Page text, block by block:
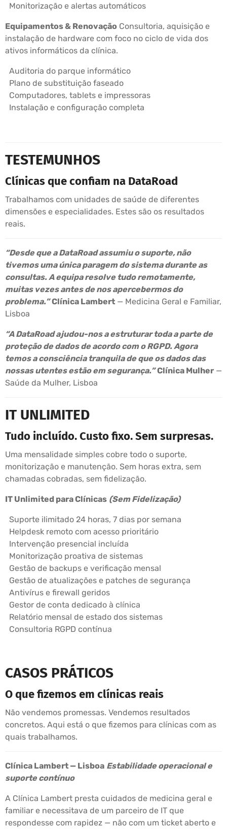
Monitorização e alertas automáticos
Equipamentos & Renovação Consultoria, aquisição e
instalação de hardware com foco no ciclo de vida dos
ativos informáticos da clínica.
Auditoria do parque informático
Plano de substituição faseado
Computadores, tablets e impressoras
Instalação e configuração completa
TESTEMUNHOS
Clínicas que confiam na DataRoad
Trabalhamos com unidades de saúde de diferentes
dimensões e especialidades. Estes são os resultados
reais.
“Desde que a DataRoad assumiu o suporte, não
tivemos uma única paragem do sistema durante as
consultas. A equipa resolve tudo remotamente,
muitas vezes antes de nos apercebermos do
problema.” Clínica Lambert — Medicina Geral e Familiar,
Lisboa
“A DataRoad ajudou-nos a estruturar toda a parte de
proteção de dados de acordo com o RGPD. Agora
temos a consciência tranquila de que os dados das
nossas utentes estão em segurança.” Clínica Mulher —
Saúde da Mulher, Lisboa
IT UNLIMITED
Tudo incluído. Custo fixo. Sem surpresas.
Uma mensalidade simples cobre todo o suporte,
monitorização e manutenção. Sem horas extra, sem
chamadas cobradas, sem fidelização.
IT Unlimited para Clínicas (Sem Fidelização)
Suporte ilimitado 24 horas, 7 dias por semana
Helpdesk remoto com acesso prioritário
Intervenção presencial incluída
Monitorização proativa de sistemas
Gestão de backups e verificação mensal
Gestão de atualizações e patches de segurança
Antivírus e firewall geridos
Gestor de conta dedicado à clínica
Relatório mensal de estado dos sistemas
Consultoria RGPD contínua
CASOS PRÁTICOS
O que fizemos em clínicas reais
Não vendemos promessas. Vendemos resultados
concretos. Aqui está o que fizemos para clínicas com as
quais trabalhamos.
Clínica Lambert — Lisboa Estabilidade operacional e
suporte contínuo
A Clínica Lambert presta cuidados de medicina geral e
familiar e necessitava de um parceiro de IT que
respondesse com rapidez — não com um ticket aberto e